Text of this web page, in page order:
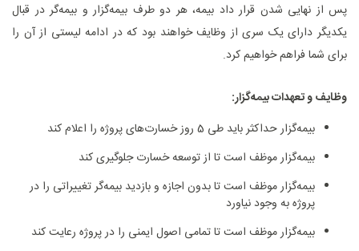
پس از نهایی شدن قرار داد بیمه، هر دو طرف بیمه‌گزار و بیمه‌گر در قبال
یکدیگر دارای یک سری از وظایف خواهند بود که در ادامه لیستی از آن را
برای شما فراهم خواهیم کرد.
وظایف و تعهدات بیمه‌گزار:
بیمه‌گزار حداکثر باید طی 5 روز خسارت‌های پروژه را اعلام کند
بیمه‌گزار موظف است تا از توسعه خسارت جلوگیری کند
بیمه‌گزار موظف است تا بدون اجازه و بازدید بیمه‌گر تغییراتی را در
پروژه به وجود نیاورد
بیمه‌گزار موظف است تا تمامی اصول ایمنی را در پروژه رعایت کند